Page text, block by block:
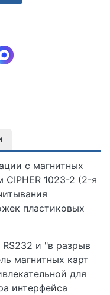
с магнитных
CIPHER 1023-2 (2-я
пластиковых
и "в разрыв
магнитных карт
для
интерфейса